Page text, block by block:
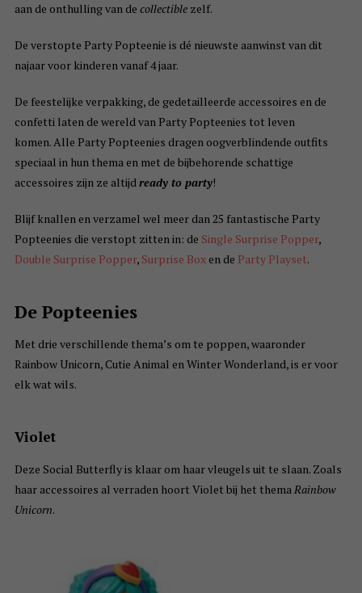
aan de onthulling van de collectiblezelf.
De verstopte Party Popteenie is dé nieuwste aanwinst van dit
najaar voor kinderen vanaf 4 jaar.
De feestelijke verpakking, de gedetailleerde accessoires en de
confetti laten de wereld van Party Popteenies tot leven
komen. Alle Party Popteenies dragen oogverblindende outfits
speciaal in hun thema en met de bijbehorende schattige
accessoires zijn ze altijdready to party!
Blijf knallen en verzamel wel meer dan 25 fantastische Party
Popteenies die verstopt zitten in: de Single Surprise Popper,
Double Surprise Popper, Surprise Boxen de Party Playset.
De Popteenies
Met drie verschillende thema’s om te poppen, waaronder
Rainbow Unicorn, Cutie Animal en Winter Wonderland, is er voor
elk wat wils.
Violet
Deze Social Butterfly is klaar om haar vleugels uit te slaan. Zoals
haar accessoires al verraden hoort Violet bij het themaRainbow
Unicorn.